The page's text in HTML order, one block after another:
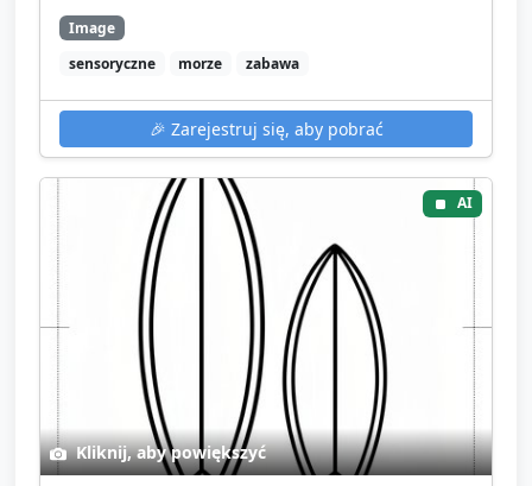
Image
sensoryczne
morze zabawa
🎉 Zarejestruj się, aby pobrać
AI
Kliknij, aby powiększyć